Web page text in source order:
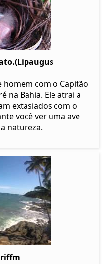
homem com o Capitão
na Bahia. Ele atrai a
extasiados com o
você ver uma ave
natureza.